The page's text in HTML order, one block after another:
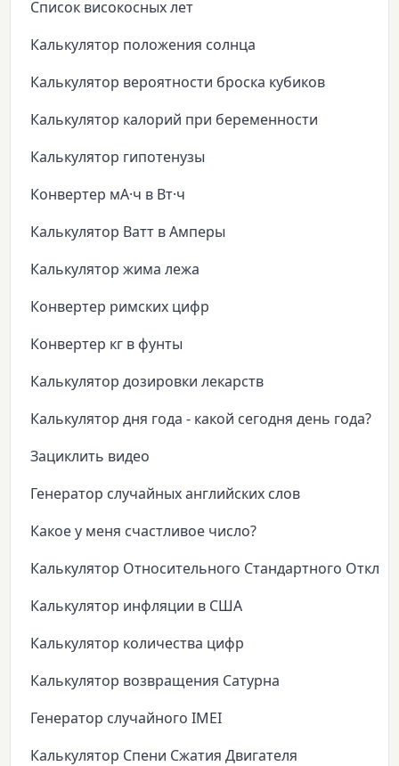
Список високосных лет
Калькулятор положения солнца
Калькулятор вероятности броска кубиков
Калькулятор калорий при беременности
Калькулятор гипотенузы
Конвертер мА·ч в Вт·ч
Калькулятор Ватт в Амперы
Калькулятор жима лежа
Конвертер римских цифр
Конвертер кг в фунты
Калькулятор дозировки лекарств
Калькулятор дня года - какой сегодня день года?
Зациклить видео
Генератор случайных английских слов
Какое у меня счастливое число?
Калькулятор Относительного Стандартного
Калькулятор инфляции в США
Калькулятор количества цифр
Калькулятор возвращения Сатурна
Генератор случайного IMEI
Калькулятор Спени Сжатия Двигателя